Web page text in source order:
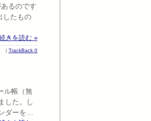
るのです
したもの
きを読む »
| TrackBack 0
ル帳（無
した。し
ダーを…